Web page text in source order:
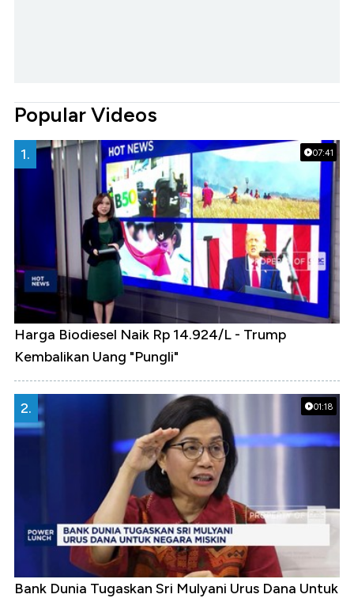
Popular Videos
07:41
1.
Harga Biodiesel Naik Rp 14.924/L - Trump
Kembalikan Uang "Pungli"
01:18
2.
Bank Dunia Tugaskan Sri Mulyani Urus Dana Untuk